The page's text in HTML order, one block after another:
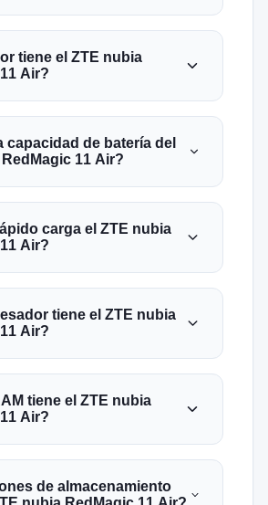
tiene el ZTE nubia
Air?
capacidad de batería del
11 Air?
carga el ZTE nubia
Air?
tiene el ZTE nubia
Air?
tiene el ZTE nubia
Air?
de almacenamiento